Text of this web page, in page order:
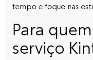
tempo e foque nas
Para
serviço